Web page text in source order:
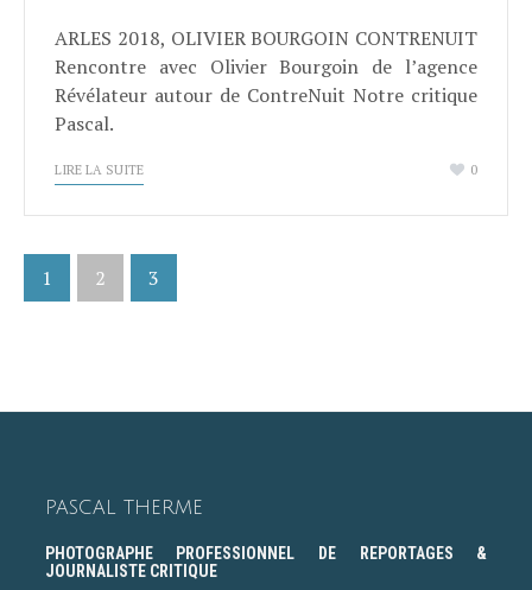
ARLES 2018, OLIVIER BOURGOIN CONTRENUIT
Rencontre avec Olivier Bourgoin de l’agence
Révélateur autour de ContreNuit Notre critique
Pascal.
LIRE LA SUITE 0
1 2 3
PASCAL THERME
PHOTOGRAPHE PROFESSIONNEL DE REPORTAGES &
JOURNALISTE CRITIQUE